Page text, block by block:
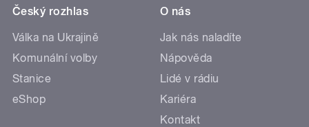
Český rozhlas
Válka na Ukrajině
Komunální volby
Stanice
eShop
O nás
Jak nás naladíte
Nápověda
Lidé v rádiu
Kariéra
Kontakt